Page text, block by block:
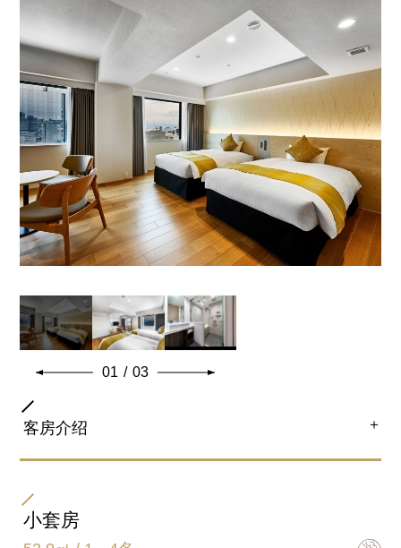
卫浴间类型
完全独立的浴室和卫生间
加床
加床(可)/加婴儿床(可)
同床儿童限定2名。
全室客房设备及备品
01 / 03
客房介绍 ＋
双床房
小套房